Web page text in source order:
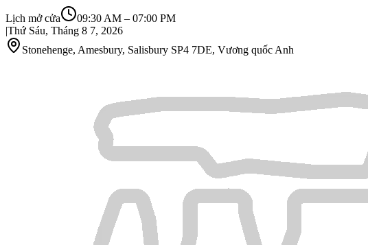
Lịch mở cửa 09:30 AM – 07:00 PM
|Thứ Sáu, Tháng 8 7, 2026
Stonehenge, Amesbury, Salisbury SP4 7DE, Vương quốc Anh